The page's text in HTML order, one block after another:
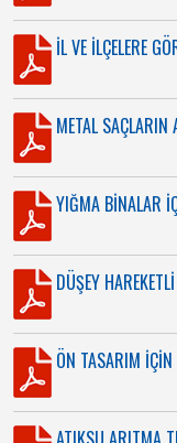
İL VE İLÇELERE
METAL SAÇLARIN
YIĞMA BİNALAR
DÜŞEY
ÖN TASARIM İÇİN